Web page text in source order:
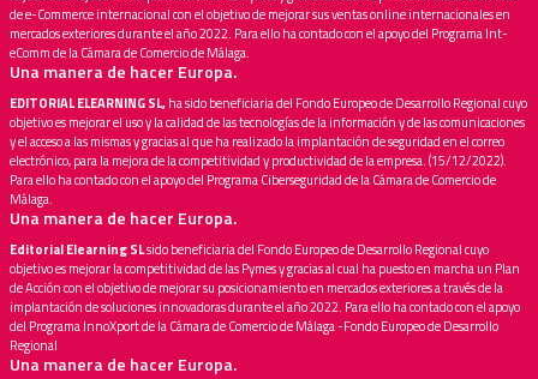
de e-Commerce internacional con el objetivo de mejorar sus ventas online internacionales en
mercados exteriores durante el año 2022. Para ello ha contado con el apoyo del Programa Int-
eComm de la Cámara de Comercio de Málaga.
Una manera de hacer Europa.
EDITORIAL ELEARNING SL,ha sido beneficiaria del Fondo Europeo de Desarrollo Regional cuyo
objetivo es mejorar el uso y la calidad de las tecnologías de la información y de las comunicaciones
y el acceso a las mismas y gracias al que ha realizado la implantación de seguridad en el correo
electrónico, para la mejora de la competitividad y productividad de la empresa. (15/12/2022).
Para ello ha contado con el apoyo del Programa Ciberseguridad de la Cámara de Comercio de
Málaga.
Una manera de hacer Europa.
Editorial Elearning SLsido beneficiaria del Fondo Europeo de Desarrollo Regional cuyo
objetivo es mejorar la competitividad de las Pymes y gracias al cual ha puesto en marcha un Plan
de Acción con el objetivo de mejorar su posicionamiento en mercados exteriores a través de la
implantación de soluciones innovadoras durante el año 2022. Para ello ha contado con el apoyo
del Programa InnoXport de la Cámara de Comercio de Málaga -Fondo Europeo de Desarrollo
Regional
Una manera de hacer Europa.